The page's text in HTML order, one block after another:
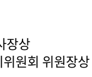
장상
원회 위원장상